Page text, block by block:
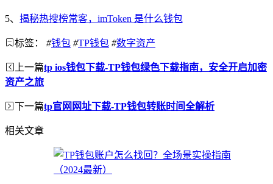
5、 揭秘热搜榜常客，imToken 是什么钱包
标签： #钱包 #TP钱包 #数字资产
上一篇tp ios钱包下载-TP钱包绿色下载指南，安全开启加密
资产之旅
下一篇tp官网网址下载-TP钱包转账时间全解析
相关文章